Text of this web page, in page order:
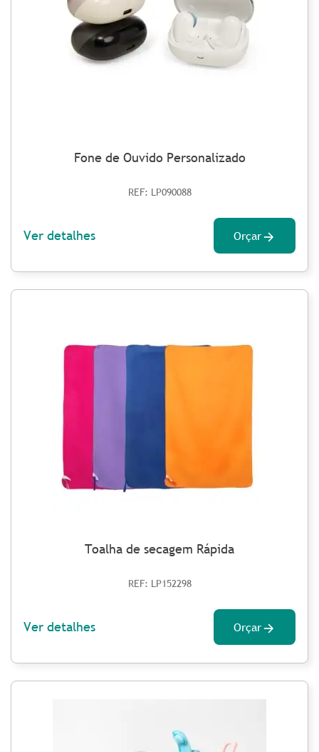
Fone de Ouvido Personalizado
REF: LP090088
Ver detalhes Orçar
Toalha de secagem Rápida
REF: LP152298
Ver detalhes Orçar